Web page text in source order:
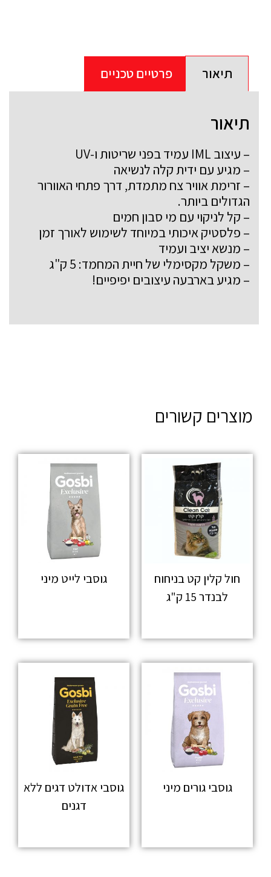
תיאור פרטיים טכניים
תיאור
– עיצוב IML עמיד בפני שריטות ו-UV
– מגיע עם ידית קלה לנשיאה
– זרימת אוויר צח מתמדת, דרך פתחי האוורור
הגדולים ביותר.
– קל לניקוי עם מי סבון חמים
– פלסטיק איכותי במיוחד לשימוש לאורך זמן
– מנשא יציב ועמיד
– משקל מקסימלי של חיית המחמד: 5 ק"ג
– מגיע בארבעה עיצובים יפיפיים!
מוצרים קשורים
חול קלין קט בניחוח
לבנדר 15 ק"ג
גוסבי לייט מיני
גוסבי גורים מיני
גוסבי אדולט דגים ללא
דגנים